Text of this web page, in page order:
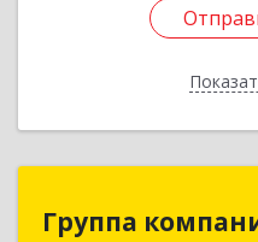
Группа
Группа